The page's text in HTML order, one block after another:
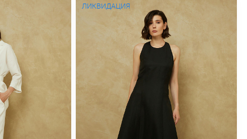
ЛИКВИДАЦИЯ